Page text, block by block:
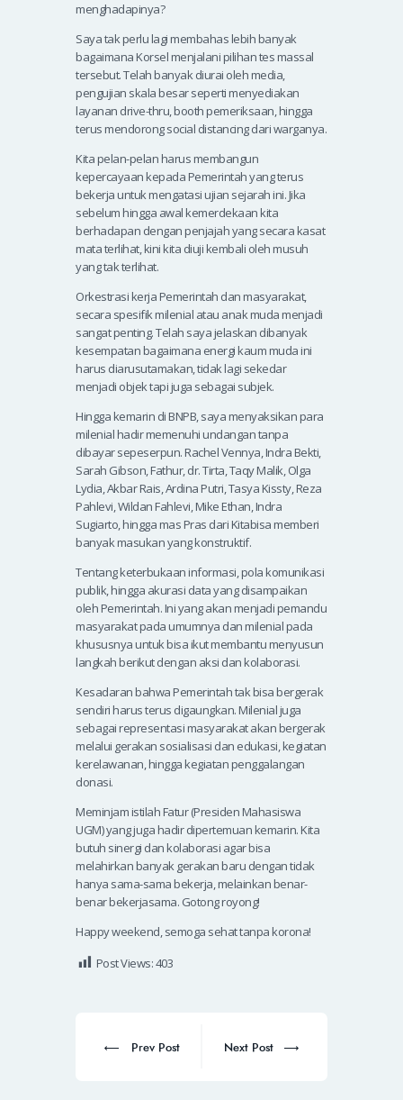
menghadapinya?
Saya tak perlu lagi membahas lebih banyak
bagaimana Korsel menjalani pilihan tes massal
tersebut. Telah banyak diurai oleh media,
pengujian skala besar seperti menyediakan
layanan drive-thru, booth pemeriksaan, hingga
terus mendorong social distancing dari warganya.
Kita pelan-pelan harus membangun
kepercayaan kepada Pemerintah yang terus
bekerja untuk mengatasi ujian sejarah ini. Jika
sebelum hingga awal kemerdekaan kita
berhadapan dengan penjajah yang secara kasat
mata terlihat, kini kita diuji kembali oleh musuh
yang tak terlihat.
Orkestrasi kerja Pemerintah dan masyarakat,
secara spesifik milenial atau anak muda menjadi
sangat penting. Telah saya jelaskan dibanyak
kesempatan bagaimana energi kaum muda ini
harus diarusutamakan, tidak lagi sekedar
menjadi objek tapi juga sebagai subjek.
Hingga kemarin di BNPB, saya menyaksikan para
milenial hadir memenuhi undangan tanpa
dibayar sepeserpun. Rachel Vennya, Indra Bekti,
Sarah Gibson, Fathur, dr. Tirta, Taqy Malik, Olga
Lydia, Akbar Rais, Ardina Putri, Tasya Kissty, Reza
Pahlevi, Wildan Fahlevi, Mike Ethan, Indra
Sugiarto, hingga mas Pras dari Kitabisa memberi
banyak masukan yang konstruktif.
Tentang keterbukaan informasi, pola komunikasi
publik, hingga akurasi data yang disampaikan
oleh Pemerintah. Ini yang akan menjadi pemandu
masyarakat pada umumnya dan milenial pada
khususnya untuk bisa ikut membantu menyusun
langkah berikut dengan aksi dan kolaborasi.
Kesadaran bahwa Pemerintah tak bisa bergerak
sendiri harus terus digaungkan. Milenial juga
sebagai representasi masyarakat akan bergerak
melalui gerakan sosialisasi dan edukasi, kegiatan
kerelawanan, hingga kegiatan penggalangan
donasi.
Meminjam istilah Fatur (Presiden Mahasiswa
UGM) yang juga hadir dipertemuan kemarin. Kita
butuh sinergi dan kolaborasi agar bisa
melahirkan banyak gerakan baru dengan tidak
hanya sama-sama bekerja, melainkan benar-
benar bekerjasama. Gotong royong!
Happy weekend, semoga sehat tanpa korona!
Post Views:403
Prev Post Next Post